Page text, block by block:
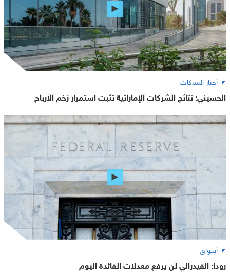
أخبار الشركات
الحسيني: نتائج الشركات الإماراتية تثبت استمرار زخم الأرباح
أسواق
رودا: الفيدرالي لن يرفع معدلات الفائدة اليوم